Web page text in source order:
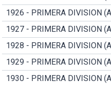
1926 - PRIMERA DIVISION
1927 - PRIMERA DIVISION
1928 - PRIMERA DIVISION
1929 - PRIMERA DIVISION
1930 - PRIMERA DIVISION